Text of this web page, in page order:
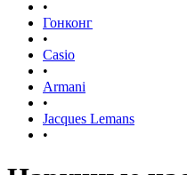
•
Гонконг
•
Casio
•
Armani
•
Jacques Lemans
•